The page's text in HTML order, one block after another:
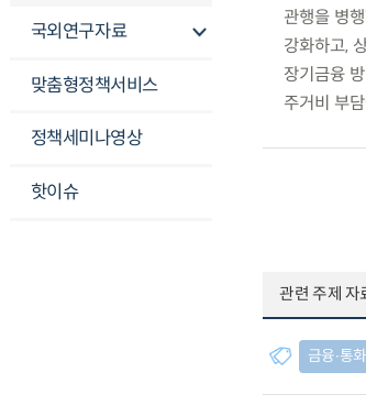
국외연구자료
맞춤형정책서비스
정책세미나영상
핫이슈
관행을 병
강화하고,
장기금융
주거비 부
관련 주제 자
금융∙통화